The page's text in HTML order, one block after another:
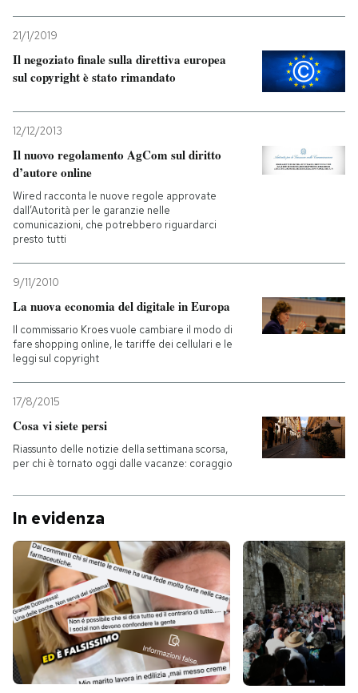
21/1/2019
Il negoziato finale sulla direttiva europea
sul copyright è stato rimandato
12/12/2013
Il nuovo regolamento AgCom sul diritto
d’autore online
Wired racconta le nuove regole approvate
dall’Autorità per le garanzie nelle
comunicazioni, che potrebbero riguardarci
presto tutti
9/11/2010
La nuova economia del digitale in Europa
Il commissario Kroes vuole cambiare il modo di
fare shopping online, le tariffe dei cellulari e le
leggi sul copyright
17/8/2015
Cosa vi siete persi
Riassunto delle notizie della settimana scorsa,
per chi è tornato oggi dalle vacanze: coraggio
In evidenza